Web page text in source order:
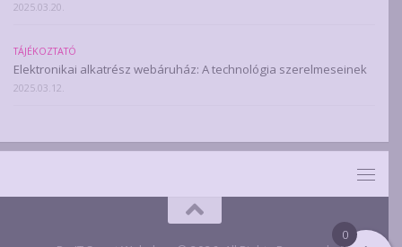
2025.03.20.
TÁJÉKOZTATÓ
Elektronikai alkatrész webáruház: A technológia szerelmeseinek
2025.03.12.
0